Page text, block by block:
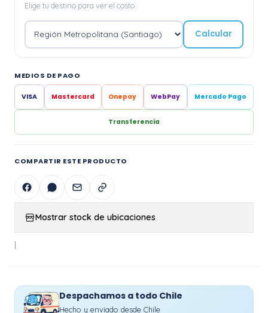
Elige tu destino para ver el costo.
Calcular
MEDIOS DE PAGO
VISA Mastercard Onepay WebPay Mercado Pago
Transferencia
COMPARTIR ESTE PRODUCTO
Mostrar stock de ubicaciones
|
Despachamos a todo Chile
Hecho y enviado desde Chile